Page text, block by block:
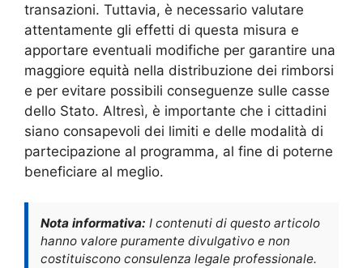
transazioni. Tuttavia, è necessario valutare
attentamente gli effetti di questa misura e
apportare eventuali modifiche per garantire una
maggiore equità nella distribuzione dei rimborsi
e per evitare possibili conseguenze sulle casse
dello Stato. Altresì, è importante che i cittadini
siano consapevoli dei limiti e delle modalità di
partecipazione al programma, al fine di poterne
beneficiare al meglio.
Nota informativa: I contenuti di questo articolo
hanno valore puramente divulgativo e non
costituiscono consulenza legale professionale.